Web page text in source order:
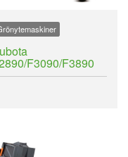
F3090/F3890